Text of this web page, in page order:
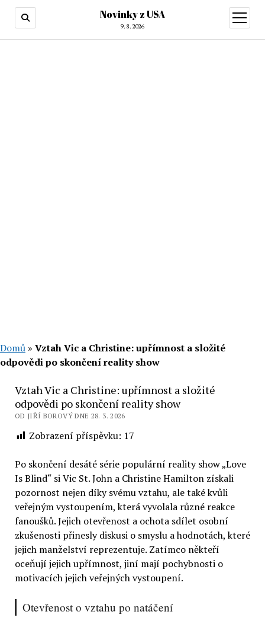
Novinky z USA
9. 8. 2026
otevřít
menu
Domů » Vztah Vic a Christine: upřímnost a složité
odpovědi po skončení reality show
Vztah Vic a Christine: upřímnost a složité
odpovědi po skončení reality show
OD JIŘÍ BOROVÝ DNE 28. 3. 2026
Zobrazení příspěvku: 17
Po skončení desáté série populární reality show „Love
Is Blind“ si Vic St. John a Christine Hamilton získali
pozornost nejen díky svému vztahu, ale také kvůli
veřejným vystoupením, která vyvolala různé reakce
fanoušků. Jejich otevřenost a ochota sdílet osobní
zkušenosti přinesly diskusi o smyslu a hodnotách, které
jejich manželství reprezentuje. Zatímco někteří
oceňují jejich upřímnost, jiní mají pochybnosti o
motivacích jejich veřejných vystoupení.
Otevřenost o vztahu po natáčení